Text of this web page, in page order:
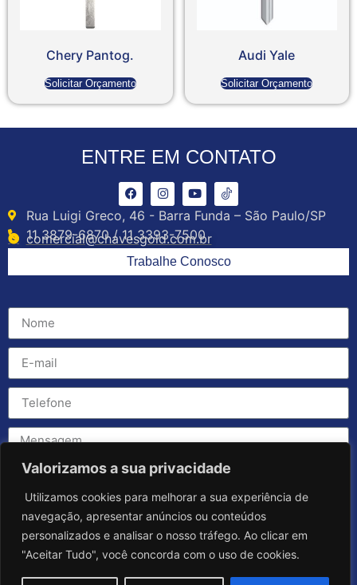
Valorizamos a sua privacidade
Utilizamos cookies para melhorar a sua experiência de
navegação, apresentar anúncios ou conteúdos
personalizados e analisar o nosso tráfego. Ao clicar em
"Aceitar Tudo", você concorda com o uso de cookies.
Chery Pantog.
Solicitar Orçamento
Audi Yale
Solicitar Orçamento
ENTRE EM CONTATO
Rua Luigi Greco, 46 - Barra Funda – São Paulo/SP
11 3879-6870 / 11 3393-7500
comercial@chavesgold.com.br
Trabalhe Conosco